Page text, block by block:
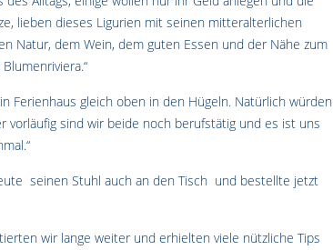
lieben dieses Ligurien mit seinen mitteralterlichen
Natur, dem Wein, dem guten Essen und der Nähe zum
Ferienhaus gleich oben in den Hügeln. Natürlich würden
sind wir beide noch berufstätig und es ist uns
seinen Stuhl auch an den Tisch und bestellte jetzt
wir lange weiter und erhielten viele nützliche Tips